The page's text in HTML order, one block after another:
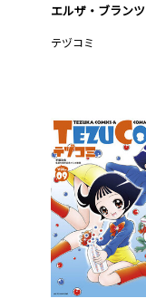
エルザ・ブランツ
テヅコミ